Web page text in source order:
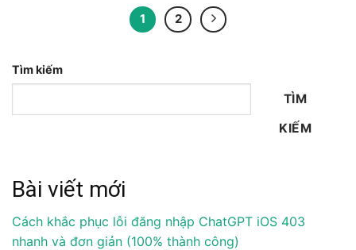
1 2
Tìm kiếm
TÌM
KIẾM
Bài viết mới
Cách khắc phục lỗi đăng nhập ChatGPT iOS 403
nhanh và đơn giản (100% thành công)